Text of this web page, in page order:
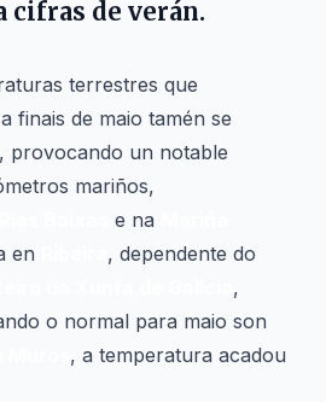
cifras de verán.
terrestres que
finais de maio tamén se
provocando un notable
mariños,
e na
en
, dependente do
,
o normal para maio son
, a temperatura acadou